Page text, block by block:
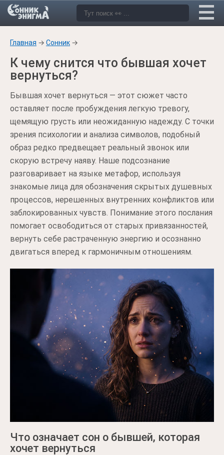
Главная → Сонник →
К чему снится что бывшая хочет
вернуться?
Бывшая хочет вернуться — этот сюжет часто
оставляет после пробуждения легкую тревогу,
щемящую грусть или неожиданную надежду. С точки
зрения психологии и анализа символов, подобный
образ редко предвещает реальный звонок или
скорую встречу наяву. Наше подсознание
разговаривает на языке метафор, используя
знакомые лица для обозначения скрытых душевных
процессов, нерешенных внутренних конфликтов или
заблокированных чувств. Понимание этого послания
помогает освободиться от старых привязанностей,
вернуть себе растраченную энергию и осознанно
двигаться вперед к гармоничным отношениям.
Что означает сон о бывшей, которая
хочет вернуться